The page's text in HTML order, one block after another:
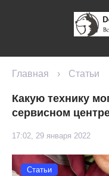
Главная › Статьи
Какую технику
сервисном
17:02, 29 января 2022
Статьи